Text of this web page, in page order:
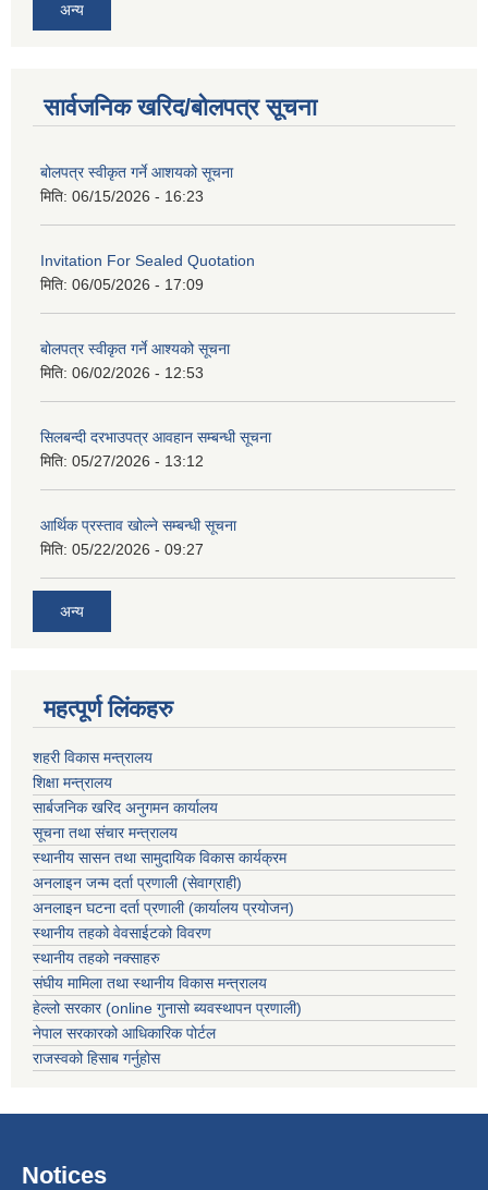
अन्य
सार्वजनिक खरिद/बोलपत्र सूचना
बोलपत्र स्वीकृत गर्ने आशयको सूचना
मिति: 06/15/2026 - 16:23
Invitation For Sealed Quotation
मिति: 06/05/2026 - 17:09
बोलपत्र स्वीकृत गर्ने आश्यको सूचना
मिति: 06/02/2026 - 12:53
सिलबन्दी दरभाउपत्र आवहान सम्बन्धी सूचना
मिति: 05/27/2026 - 13:12
आर्थिक प्रस्ताव खोल्ने सम्बन्धी सूचना
मिति: 05/22/2026 - 09:27
अन्य
महत्पूर्ण लिंकहरु
शहरी विकास मन्त्रालय
शिक्षा मन्त्रालय
सार्बजनिक खरिद अनुगमन कार्यालय
सूचना तथा संचार मन्त्रालय
स्थानीय सासन तथा सामुदायिक विकास कार्यक्रम
अनलाइन जन्म दर्ता प्रणाली (सेवाग्राही)
अनलाइन घटना दर्ता प्रणाली (कार्यालय प्रयोजन)
स्थानीय तहको वेवसाईटको विवरण
स्थानीय तहको नक्साहरु
संघीय मामिला तथा स्थानीय विकास मन्त्रालय
हेल्लो सरकार (online गुनासो ब्यवस्थापन प्रणाली)
नेपाल सरकारको आधिकारिक पोर्टल
राजस्वको हिसाब गर्नुहोस
Notices